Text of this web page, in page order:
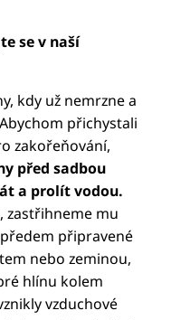
se v naší
kdy už nemrzne a
přichystali
zakořeňování,
před sadbou
a prolít vodou.
zastřihneme mu
připravené
nebo zeminou,
hlínu kolem
vzduchové